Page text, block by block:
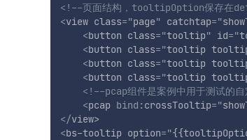
<!--页面结构，tooltipOption保存在
<view class="page" catchtap="
<button class="tooltip" id="
<button class="tooltip
<button class="tooltip
<button class="tooltip
<!--pcap组件是案例中用于测试的
<pcap bind:crossTooltip="
</view>
<bs-tooltip option="